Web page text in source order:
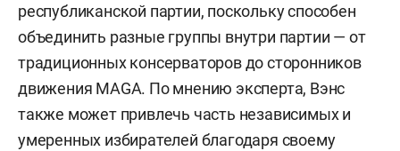
республиканской партии, поскольку способен
объединить разные группы внутри партии — от
традиционных консерваторов до сторонников
движения MAGA. По мнению эксперта, Вэнс
также может привлечь часть независимых и
умеренных избирателей благодаря своему